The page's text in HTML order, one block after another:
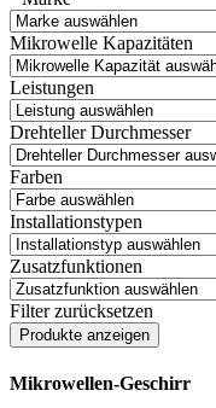
Mikrowelle Kapazitäten
Leistungen
Drehteller Durchmesser
Farben
Installationstypen
Zusatzfunktionen
Filter zurücksetzen
Mikrowellen-Geschirr